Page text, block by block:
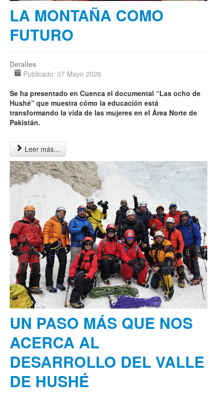
LA MONTAÑA COMO
FUTURO
Detalles
Publicado: 07 Mayo 2026
Se ha presentado en Cuenca el documental “Las ocho de
Hushé” que muestra cómo la educación está
transformando la vida de las mujeres en el Área Norte de
Pakistán.
Leer más...
UN PASO MÁS QUE NOS
ACERCA AL
DESARROLLO DEL VALLE
DE HUSHÉ